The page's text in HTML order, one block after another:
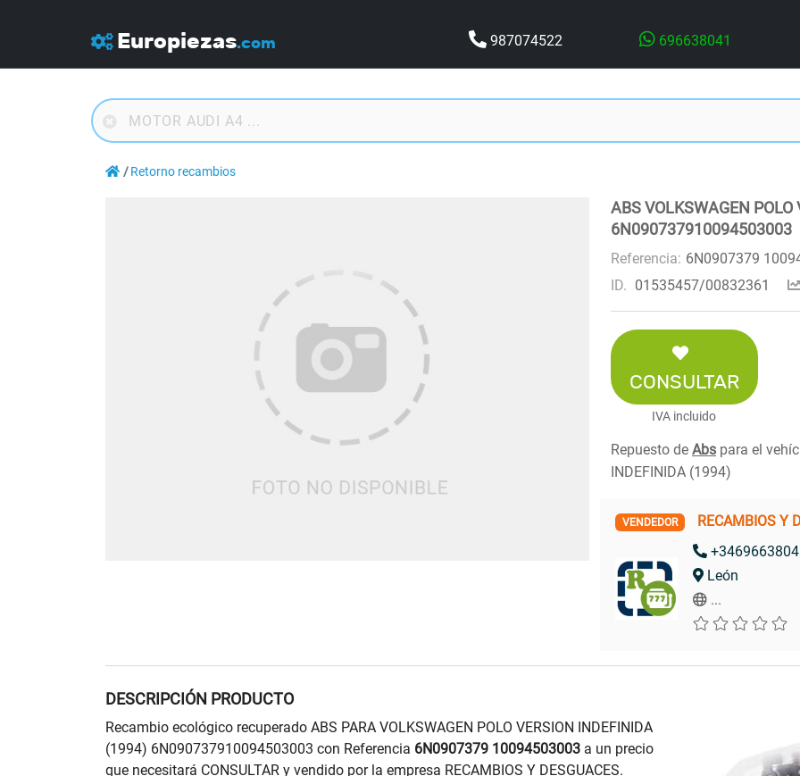
Europiezas.com 987074522 696638041
Retorno recambios
ABS VOLKSWAGEN
6N090737910094503003
Referencia: 6N0907379
ID. 01535457/00832361
CONSULTAR
IVA incluido
Repuesto de Abs para el
INDEFINIDA (1994)
VENDEDOR
RECAMBIOS Y
León
...
DESCRIPCIÓN PRODUCTO
Recambio ecológico recuperado ABS PARA VOLKSWAGEN POLO VERSION INDEFINIDA
(1994) 6N090737910094503003 con Referencia 6N0907379 10094503003 a un precio
que necesitará CONSULTAR y vendido por la empresa RECAMBIOS Y DESGUACES.